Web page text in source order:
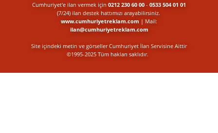
Cumhuriyet'e ilan vermek için 0212 230 60 00 - 0533 504 01 01
(7/24) ilan destek​ hattımızı arayabilirsiniz.
www.cumhuriyetreklam.com | Mail:
ilan@cumhuriyetreklam.com
Site içindeki metin ve görseller Cumhuriyet İlan Servisine Aittir
©1995-2025 Tüm hakları saklıdır.